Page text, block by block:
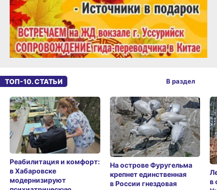
ТОП-10. СТАТЬИ
Реабилитация и комфорт:
в Хабаровске
модернизируют
На острове Фуругельма
крепнет единственная
в России гнездовая
в
В раздел